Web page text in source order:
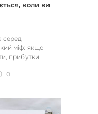
коли ви
серед
міф: якщо
прибутки
0